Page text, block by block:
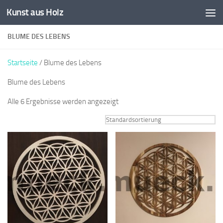
Zum Inhalt springen
Kunst aus Holz
BLUME DES LEBENS
Startseite / Blume des Lebens
Blume des Lebens
Alle 6 Ergebnisse werden angezeigt